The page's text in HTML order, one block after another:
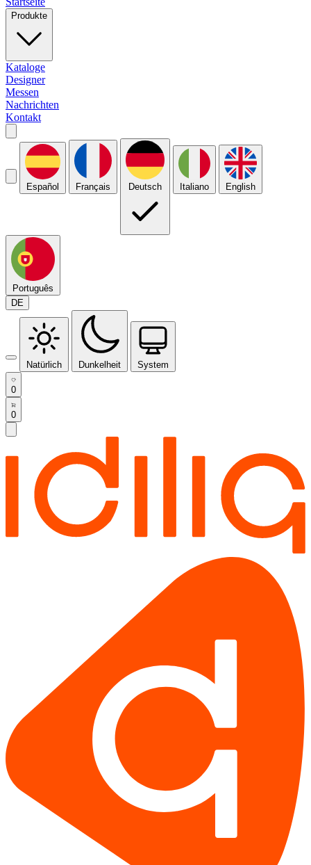
Produkte
Kataloge
Designer
Messen
Nachrichten
Kontakt
Español Français Deutsch Italiano English
Português
DE
Natürlich Dunkelheit System
0
0